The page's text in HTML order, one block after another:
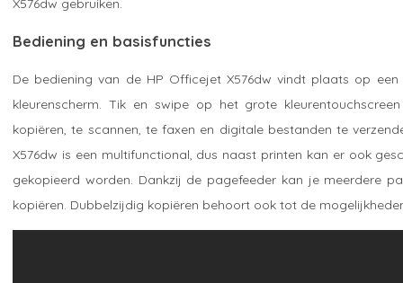
Bediening en basisfuncties
De bediening van de HP Officejet X576dw vindt plaats op
kleurenscherm. Tik en swipe op het grote
kopiëren, te scannen, te faxen en digitale bestanden te
X576dw is een multifunctional, dus naast printen kan er ook
gekopieerd worden. Dankzij de pagefeeder kan je meerdere
kopiëren. Dubbelzijdig kopiëren behoort ook tot de